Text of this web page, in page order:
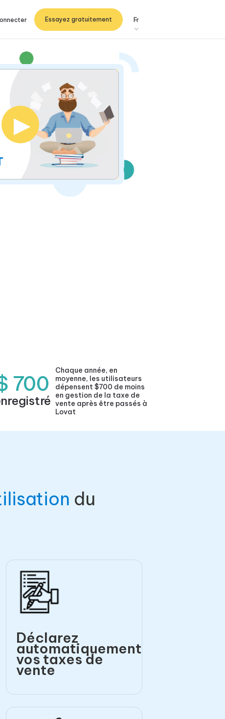
Fr
Essayez gratuitement
▶
700
Chaque année, en
moyenne, les utilisateurs
dépensent $700 de moins
en gestion de la taxe de
vente après être passés à
Lovat
du
Déclarez
automatiquement
vos taxes de
vente